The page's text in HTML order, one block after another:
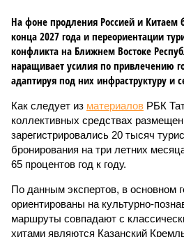
На фоне продления Россией и Китаем
конца 2027 года и переориентации
конфликта на Ближнем Востоке
наращивает усилия по привлечению
адаптируя под них инфраструктуру и
Как следует из материалов РБК
коллективных средствах
зарегистрировались 20 тысяч
бронирования на три летних
65 процентов год к году.
По данным экспертов, в основном
ориентированы на культурно-
маршруты совпадают с
хитами являются Казанский